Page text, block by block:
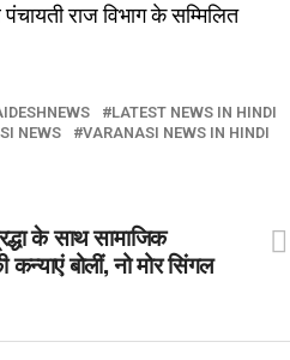
राज विभाग के सम्मिलित
LATEST NEWS IN HINDI
NEWS
VARANASI NEWS IN HINDI
के साथ सामाजिक
कन्याएं बोलीं, नो मोर सिंगल